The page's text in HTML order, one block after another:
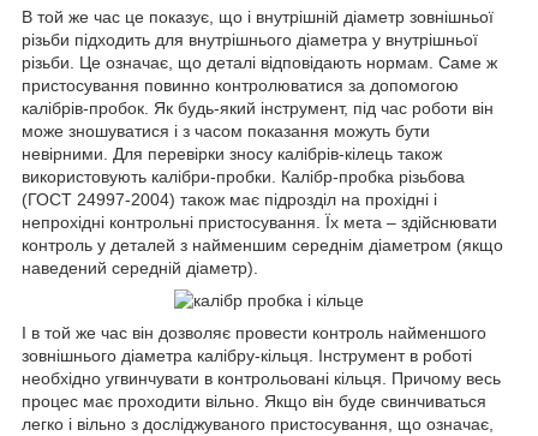
В той же час це показує, що і внутрішній діаметр зовнішньої
різьби підходить для внутрішнього діаметра у внутрішньої
різьби. Це означає, що деталі відповідають нормам. Саме ж
пристосування повинно контролюватися за допомогою
калібрів-пробок. Як будь-який інструмент, під час роботи він
може зношуватися і з часом показання можуть бути
невірними. Для перевірки зносу калібрів-кілець також
використовують калібри-пробки. Калібр-пробка різьбова
(ГОСТ 24997-2004) також має підрозділ на прохідні і
непрохідні контрольні пристосування. Їх мета – здійснювати
контроль у деталей з найменшим середнім діаметром (якщо
наведений середній діаметр).
І в той же час він дозволяє провести контроль найменшого
зовнішнього діаметра калібру-кільця. Інструмент в роботі
необхідно угвинчувати в контрольовані кільця. Причому весь
процес має проходити вільно. Якщо він буде свинчиваться
легко і вільно з досліджуваного пристосування, що означає,